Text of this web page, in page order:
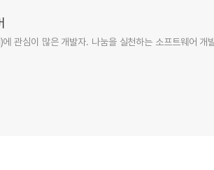
에 관심이 많은 개발자. 나눔을 실천하는 소프트웨어 개